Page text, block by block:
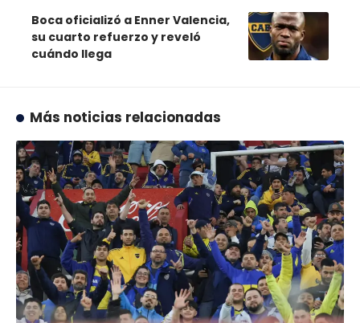
Boca oficializó a Enner Valencia,
su cuarto refuerzo y reveló
cuándo llega
Más noticias relacionadas